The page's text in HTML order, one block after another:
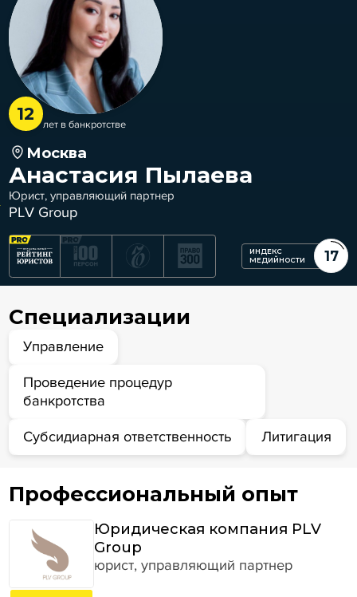
12
лет в банкротстве
Москва
Анастасия Пылаева
Юрист, управляющий партнер
PLV Group
ИНДЕКС
МЕДИЙНОСТИ
17
Специализации
Управление
Проведение процедур
банкротства
Субсидиарная ответственность Литигация
Профессиональный опыт
Юридическая компания PLV
Group
юрист, управляющий партнер